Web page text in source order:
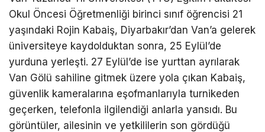
WhatsApp İhbar
Hattı
Facebook
EĞITIM
DIĞER
Okul Öncesi Öğretmenliği birinci sınıf öğrencisi 21
yaşındaki Rojin Kabaiş, Diyarbakır’dan Van’a gelerek
üniversiteye kaydolduktan sonra, 25 Eylül’de
yurduna yerleşti. 27 Eylül’de ise yurttan ayrılarak
Van Gölü sahiline gitmek üzere yola çıkan Kabaiş,
güvenlik kameralarına eşofmanlarıyla turnikeden
geçerken, telefonla ilgilendiği anlarla yansıdı. Bu
görüntüler, ailesinin ve yetkililerin son gördüğü